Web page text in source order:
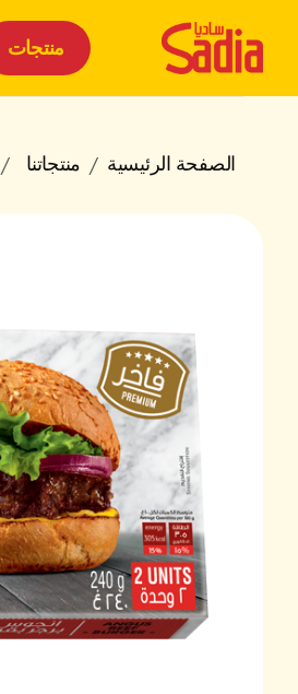
منتجات
الصفحة الرئيسية منتجاتنا